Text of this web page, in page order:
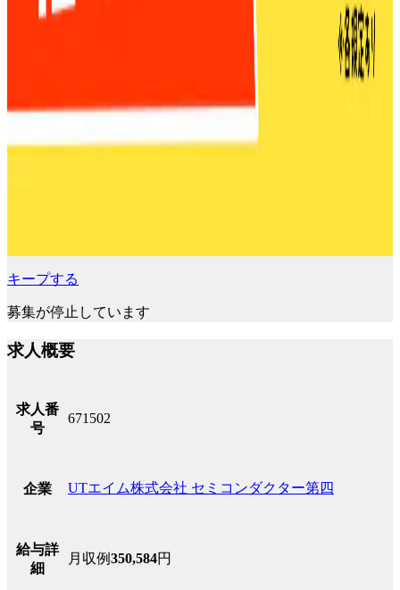
キープする
募集が停止しています
求人概要
求人番
号
671502
企業 UTエイム株式会社 セミコンダクター第四
給与詳
細
月収例350,584円